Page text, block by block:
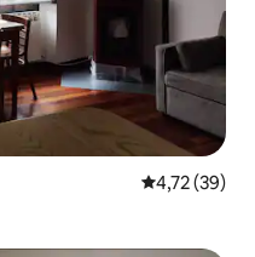
Calificación
4,72 (39)